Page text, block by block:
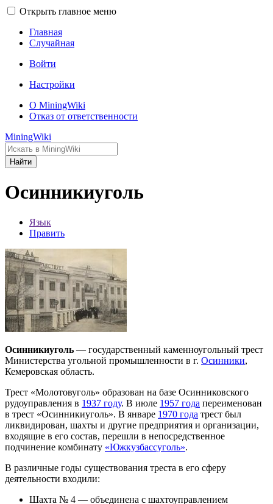
Открыть главное меню
Главная
Случайная
Войти
Настройки
О MiningWiki
Отказ от ответственности
MiningWiki
Найти
Осинникиуголь
Язык
Править
Осинникиуголь — государственный каменноугольный трест
Министерства угольной промышленности в г. Осинники,
Кемеровская область.
Трест «Молотовуголь» образован на базе Осинниковского
рудоуправления в 1937 году. В июле 1957 года переименован
в трест «Осинникиуголь». В январе 1970 года трест был
ликвидирован, шахты и другие предприятия и организации,
входящие в его состав, перешли в непосредственное
подчинение комбинату «Южкузбассуголь».
В различные годы существования треста в его сферу
деятельности входили:
Шахта № 4 — объединена с шахтоуправлением